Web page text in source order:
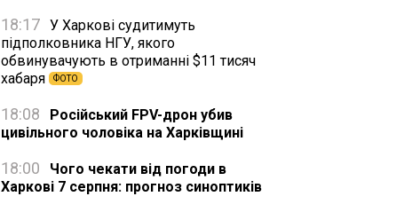
18:17 У Харкові судитимуть
підполковника НГУ, якого
обвинувачують в отриманні $11 тисяч
хабаря
ФОТО
18:08
Російський FPV-дрон убив
цивільного чоловіка на Харківщині
18:00
Чого чекати від погоди в
Харкові 7 серпня: прогноз синоптиків